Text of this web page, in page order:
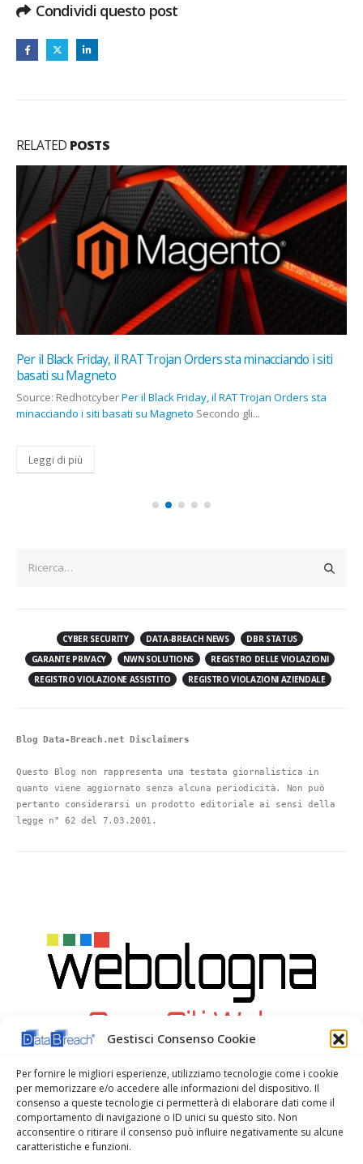
Gestisci Consenso Cookie
Per fornire le migliori esperienze, utilizziamo tecnologie come i cookie
per memorizzare e/o accedere alle informazioni del dispositivo. Il
consenso a queste tecnologie ci permetterà di elaborare dati come il
comportamento di navigazione o ID unici su questo sito. Non
acconsentire o ritirare il consenso può influire negativamente su alcune
caratteristiche e funzioni.
Condividi questo post
RELATED POSTS
Per il Black Friday, il RAT Trojan Orders sta minacciando i siti
basati su Magneto
Source: RedhotcyberPer il Black Friday, il RAT Trojan Orders sta
minacciando i siti basati su Magneto Secondo gli...
Leggi di più
CYBER SECURITY DATA-BREACH NEWS
DBR STATUS
GARANTE PRIVACY
NWN SOLUTIONS
REGISTRO DELLE VIOLAZIONI
REGISTRO VIOLAZIONE ASSISTITO
REGISTRO VIOLAZIONI AZIENDALE
Blog Data-Breach.net Disclaimers
Questo Blog non rappresenta una testata giornalistica in
quanto viene aggiornato senza alcuna periodicità. Non può
pertanto considerarsi un prodotto editoriale ai sensi della
legge n° 62 del 7.03.2001.